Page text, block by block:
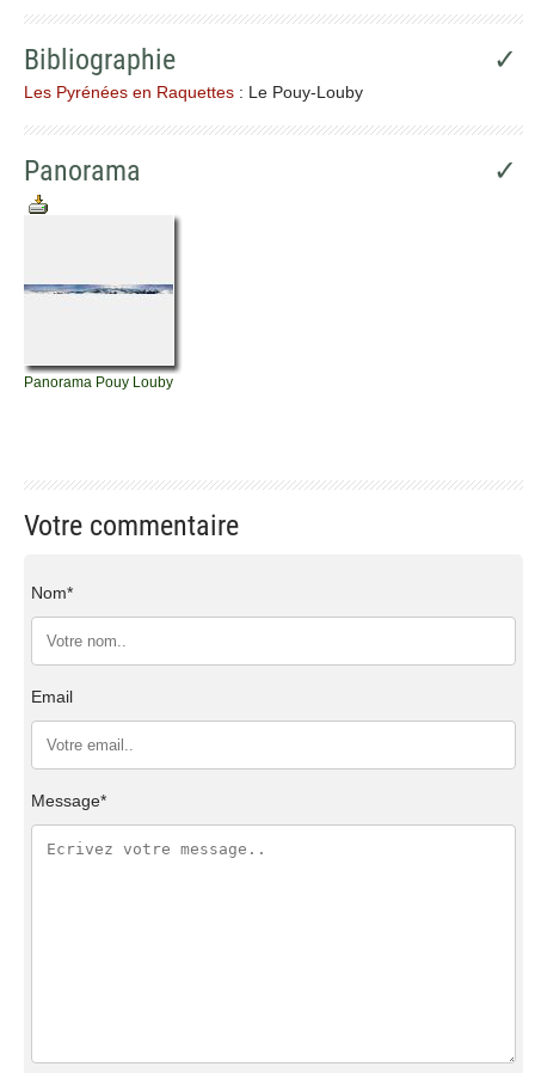
Bibliographie ✓
Les Pyrénées en Raquettes : Le Pouy-Louby
Panorama ✓
Panorama Pouy Louby
Votre commentaire
Nom*
Email
Message*